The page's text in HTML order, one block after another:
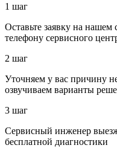
1 шаг
Оставьте заявку на
телефону сервисного
2 шаг
Уточняем у вас причину
озвучиваем варианты
3 шаг
Сервисный инженер
бесплатной диагностики